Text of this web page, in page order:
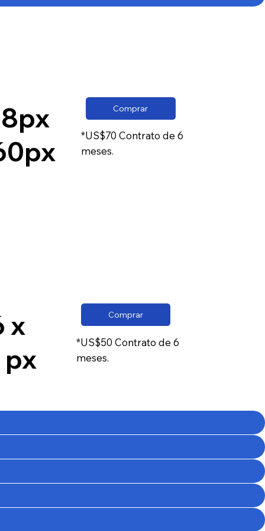
Comprar
*US$70 Contrato de 6
meses.
x
px
Comprar
*US$50 Contrato de 6
meses.